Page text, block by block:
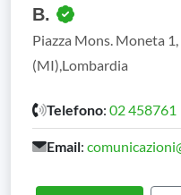
B.
Piazza Mons. Moneta
(MI),Lombardia
Telefono: 02 458761
Email: